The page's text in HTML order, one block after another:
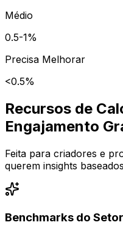
Médio
0.5-1%
Precisa Melhorar
<0.5%
Recursos de
Engajamento
Feita para criadores e
querem insights
Benchmarks do Setor